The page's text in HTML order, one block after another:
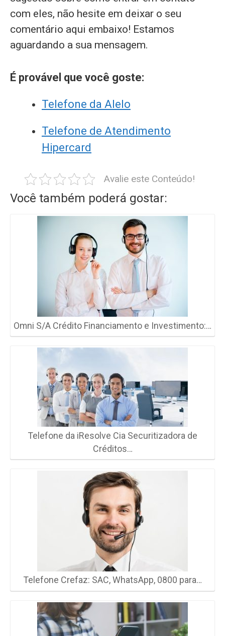
com eles, não hesite em deixar o seu
comentário aqui embaixo! Estamos
aguardando a sua mensagem.
É provável que você goste:
Telefone da Alelo
Telefone de Atendimento
Hipercard
Avalie este Conteúdo!
Você também poderá gostar:
Omni S/A Crédito Financiamento e Investimento:…
Telefone da iResolve Cia Securitizadora de
Créditos…
Telefone Crefaz: SAC, WhatsApp, 0800 para…